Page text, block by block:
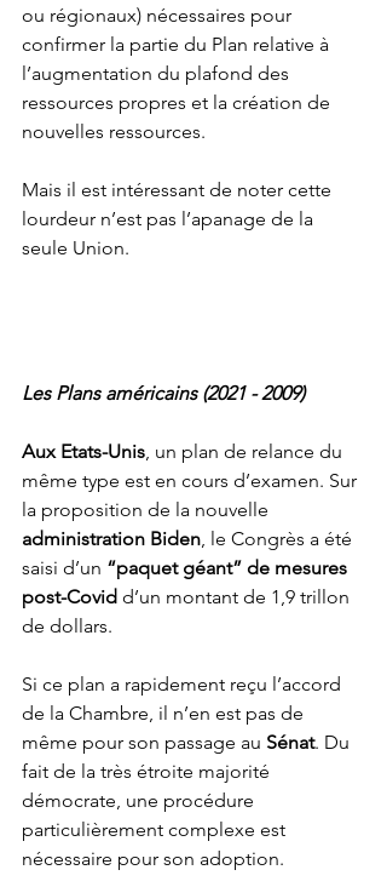
ou régionaux) nécessaires pour
confirmer la partie du Plan relative à
l’augmentation du plafond des
ressources propres et la création de
nouvelles ressources.
Mais il est intéressant de noter cette
lourdeur n’est pas l’apanage de la
seule Union.
Les Plans américains (2021 - 2009)
Aux Etats-Unis, un plan de relance du
même type est en cours d’examen. Sur
la proposition de la nouvelle
administration Biden, le Congrès a été
saisi d’un “paquet géant” de mesures
post-Covid d’un montant de 1,9 trillon
de dollars.
Si ce plan a rapidement reçu l’accord
de la Chambre, il n’en est pas de
même pour son passage au Sénat. Du
fait de la très étroite majorité
démocrate, une procédure
particulièrement complexe est
nécessaire pour son adoption.